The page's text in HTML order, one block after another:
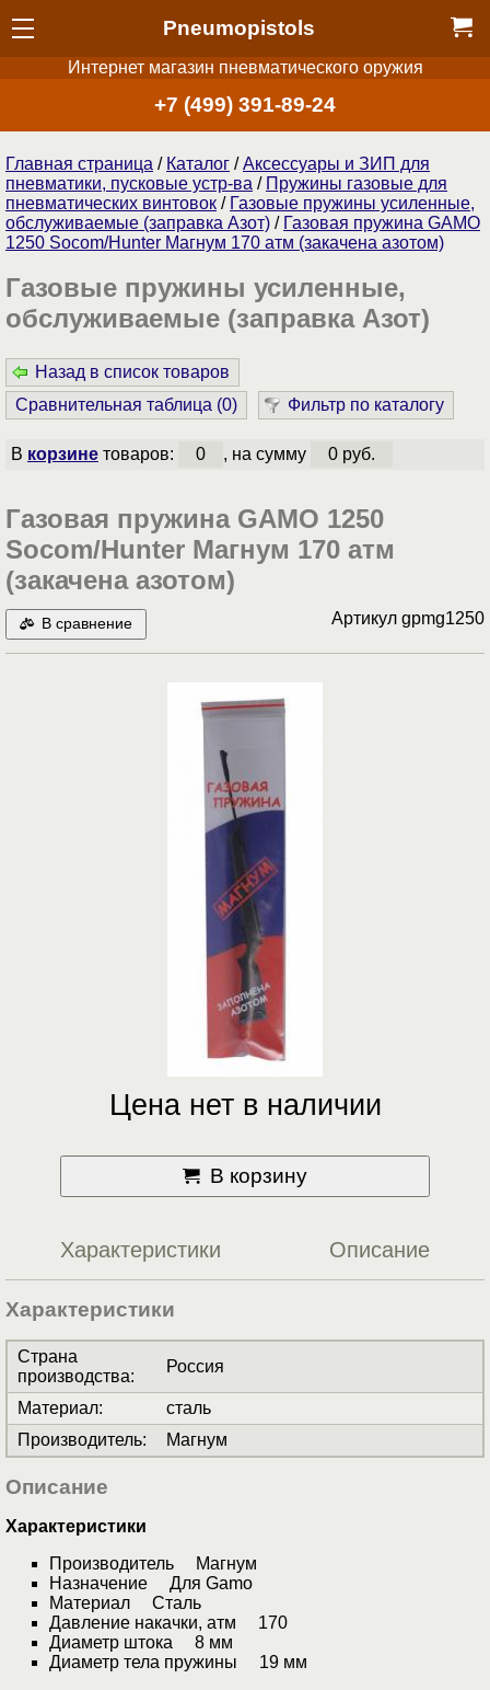
Pneumopistols
Интернет магазин пневматического оружия
+7 (499) 391-89-24
Главная страница / Каталог /Аксессуары и ЗИП для
пневматики, пусковые устр-ва / Пружины газовые для
пневматических винтовок / Газовые пружины усиленные,
обслуживаемые (заправка Азот) / Газовая пружина GAMO
1250 Socom/Hunter Магнум 170 атм (закачена азотом)
Газовые пружины усиленные,
обслуживаемые (заправка Азот)
Назад в список товаров
Сравнительная таблица (0) Фильтр по каталогу
В корзинетоваров: 0 , на сумму 0 руб.
Газовая пружина GAMO 1250
Socom/Hunter Магнум 170 атм
(закачена азотом)
В сравнение Артикул gpmg1250
Цена нет в наличии
В корзину
Характеристики Описание
Характеристики
Страна
производства:
Россия
Материал:
сталь
Производитель: Магнум
Описание
Характеристики
Производитель Магнум
Назначение Для Gamo
Материал Сталь
Давление накачки, атм 170
Диаметр штока 8 мм
Диаметр тела пружины 19 мм